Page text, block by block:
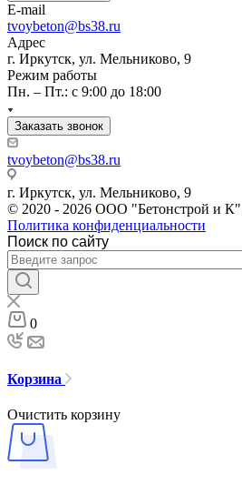
E-mail
tvoybeton@bs38.ru
Адрес
г. Иркутск, ул. Мельниково, 9
Режим работы
Пн. – Пт.: с 9:00 до 18:00
Заказать звонок
tvoybeton@bs38.ru
г. Иркутск, ул. Мельниково, 9
© 2020 - 2026 ООО "Бетонстрой и
Политика конфиденциальности
Поиск по сайту
0
Корзина
Очистить корзину